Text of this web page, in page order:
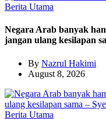
Berita Utama
Negara Arab banyak
jangan ulang kesilapan
By Nazrul Hakimi
August 8, 2026
Berita Utama